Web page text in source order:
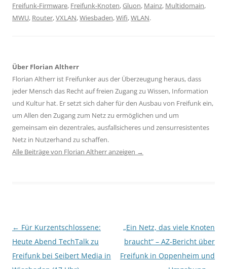
Freifunk-Firmware, Freifunk-Knoten,Gluon, Mainz, Multidomain,
MWU, Router,VXLAN,Wiesbaden,Wifi,WLAN.
Über Florian Altherr
Florian Altherr ist Freifunker aus der Überzeugung heraus, dass
jeder Mensch das Recht auf freien Zugang zu Wissen, Information
und Kultur hat. Er setzt sich daher für den Ausbau von Freifunk ein,
um Allen den Zugang zum Netz zu ermöglichen und um
gemeinsam ein dezentrales, ausfallsicheres und zensurresistentes
Netz in Nutzerhand zu schaffen.
Alle Beiträge von Florian Altherr anzeigen →
Beitragsnavigation
← Für Kurzentschlossene:
Heute Abend TechTalk zu
Freifunk bei Seibert Media in
„Ein Netz, das viele Knoten
braucht“ – AZ-Bericht über
Freifunk in Oppenheim und